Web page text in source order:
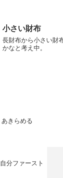
小さい財布
長財布から小さい財
かなと考え中。
あきらめる
自分ファースト